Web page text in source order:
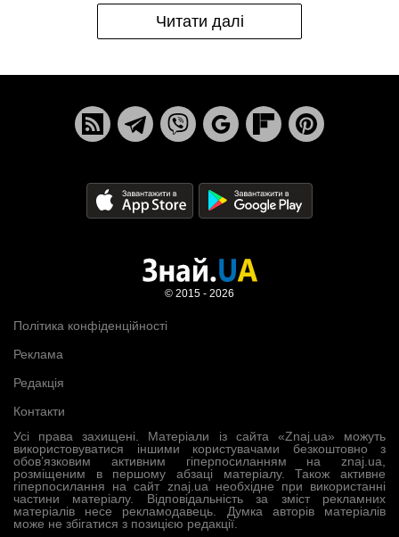
Читати далі
Усі права захищені. Матеріали із сайта «Znaj.ua» можуть
використовуватися іншими користувачами безкоштовно з
обов’язковим активним гіперпосиланням на znaj.ua,
розміщеним в першому абзаці матеріалу. Також активне
гіперпосилання на сайт znaj.ua необхідне при використанні
частини матеріалу. Відповідальність за зміст рекламних
матеріалів несе рекламодавець. Думка авторів матеріалів
може не збігатися з позицією редакції.
Політика конфіденційності
Реклама
Редакція
Контакти
© 2015 - 2026